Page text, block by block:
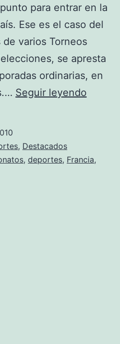
para entrar en la
Ese es el caso del
varios Torneos
se apresta
ordinarias, en
Seguir leyendo
de
, Destacados
, deportes, Francia,